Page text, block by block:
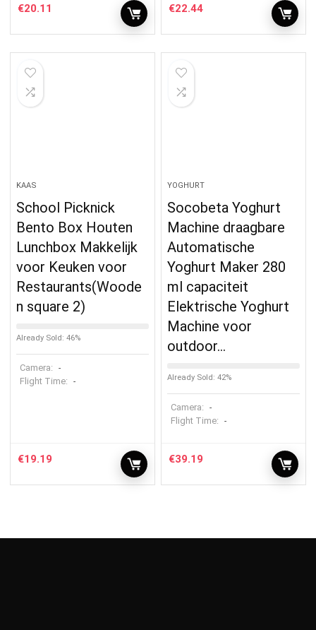
€20.11 €22.44
KAAS
School Picknick
Bento Box Houten
Lunchbox Makkelijk
voor Keuken voor
Restaurants(Woode
n square 2)
Already Sold: 46%
Camera: -
Flight Time: -
€19.19
YOGHURT
Socobeta Yoghurt
Machine draagbare
Automatische
Yoghurt Maker 280
ml capaciteit
Elektrische Yoghurt
Machine voor
outdoor…
Already Sold: 42%
Camera: -
Flight Time: -
€39.19